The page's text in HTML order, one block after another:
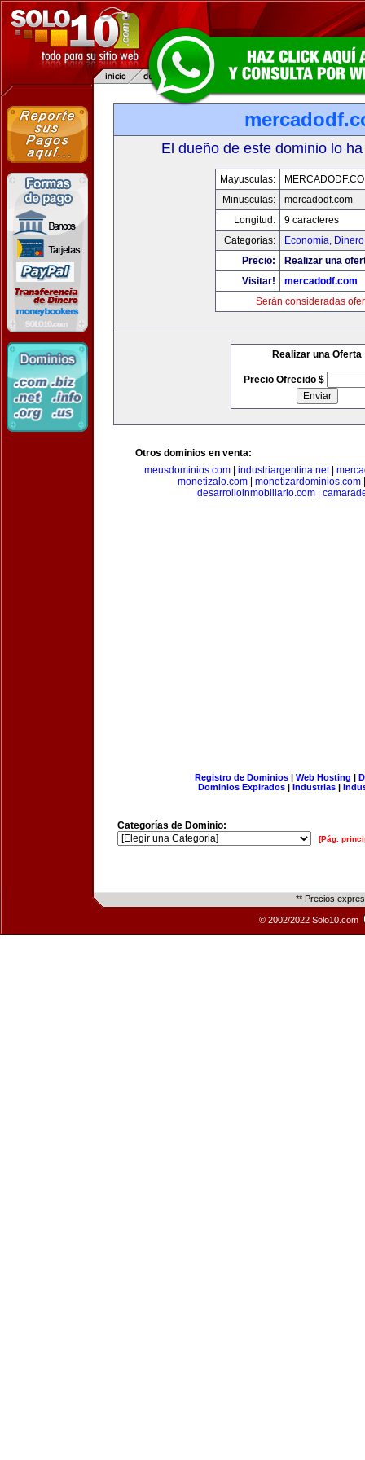
El dueño de este dominio lo
Mayusculas:
Minusculas:
mercadodf.com
Longitud:
9 caracteres
Categorias:
Economia,
Precio:
Realizar una
Visitar!
mercadodf.com
Serán consideradas
Realizar una Oferta
Precio Ofrecido $
Otros dominios en venta:
meusdominios.com| industriargentina.net|
monetizalo.com| monetizardominios.com
desarrolloinmobiliario.com
Registro de Dominios| Web Hosting |
Dominios Expirados | Industrias |
Categorías de Dominio:
[Pág.
** Precios
© 2002/2022 Solo10.com